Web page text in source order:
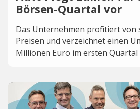
Börsen-Quartal vor
Das Unternehmen profitiert von
Preisen und verzeichnet einen
Millionen Euro im ersten Quartal